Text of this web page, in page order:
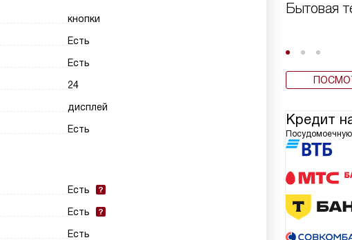
Бытовая
Кредит
кнопки
Есть
Есть
24
дисплей
Есть
Есть
Есть
Есть